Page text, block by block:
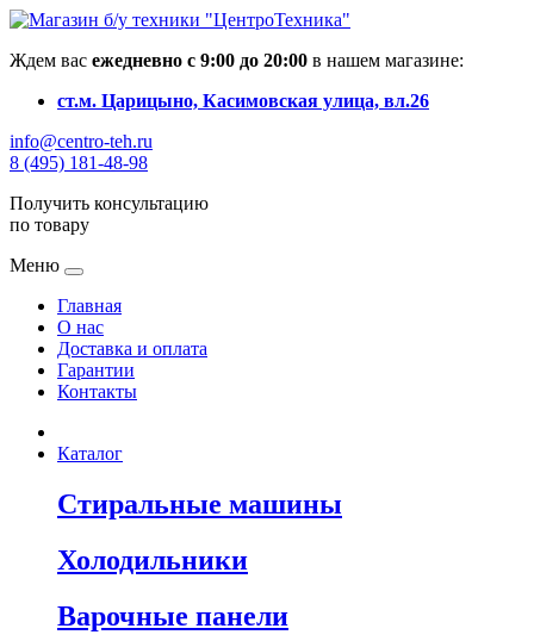
Ждем вас ежедневно с 9:00 до 20:00 в нашем магазине:
ст.м. Царицыно, Касимовская улица, вл.26
info@centro-teh.ru
8 (495) 181-48-98
Получить консультацию
по товару
Меню
Главная
О нас
Доставка и оплата
Гарантии
Контакты
Каталог
Стиральные машины
Холодильники
Варочные панели